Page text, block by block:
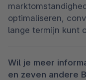
optimaliseren,
lange termijn kunt
Wil je meer
en zeven andere